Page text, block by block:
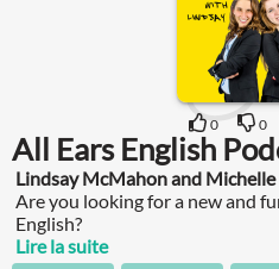
0 0
All Ears English
Lindsay McMahon and
Are you looking for a new and
English?
Lire la suite